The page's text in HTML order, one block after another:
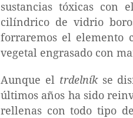
sustancias tóxicas
cilíndrico de vidrio
forraremos el elemento
vegetal engrasado con
Aunque el trdelníkse
últimos años ha sido
rellenas con todo tipo